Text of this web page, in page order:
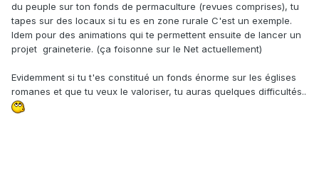
du peuple sur ton fonds de permaculture (revues comprises), tu
tapes sur des locaux si tu es en zone rurale C'est un exemple.
Idem pour des animations qui te permettent ensuite de lancer un
projet graineterie. (ça foisonne sur le Net actuellement)
Evidemment si tu t'es constitué un fonds énorme sur les églises
romanes et que tu veux le valoriser, tu auras quelques difficultés..